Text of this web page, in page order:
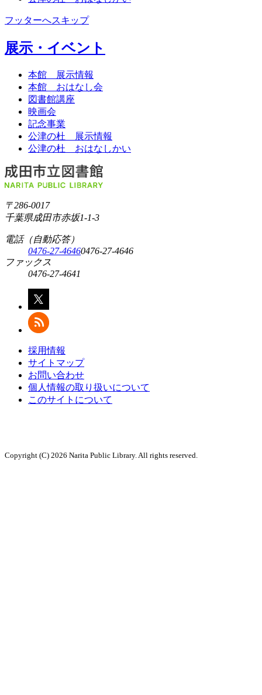
フッターへスキップ
展示・イベント
本館 展示情報
本館 おはなし会
図書館講座
映画会
記念事業
公津の杜 展示情報
公津の杜 おはなしかい
〒286-0017
千葉県成田市赤坂1-1-3
電話（自動応答）
0476-27-46460476-27-4646
ファックス
0476-27-4641
採用情報
サイトマップ
お問い合わせ
個人情報の取り扱いについて
このサイトについて
Copyright (C) 2026 Narita Public Library. All rights reserved.